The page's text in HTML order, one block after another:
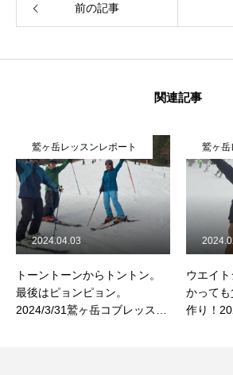
前の記事
関連記事
鷲ヶ岳レッスンレポート
トーントーンからトントン。
最後はピョンピョン。
2024/3/31鷲ヶ岳コブレッスン
2024.04.03
鷲ヶ岳
ウエイ
かって
作り！